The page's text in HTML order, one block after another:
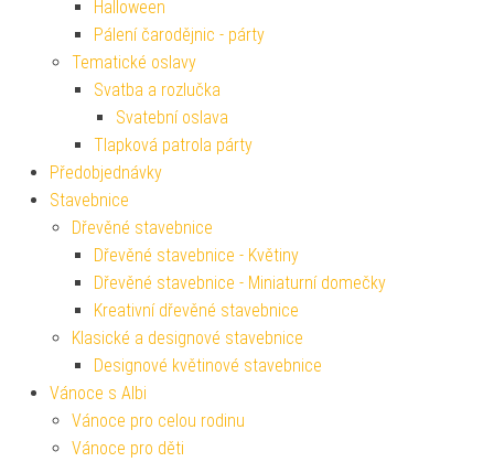
Halloween
Pálení čarodějnic - párty
Tematické oslavy
Svatba a rozlučka
Svatební oslava
Tlapková patrola párty
Předobjednávky
Stavebnice
Dřevěné stavebnice
Dřevěné stavebnice - Květiny
Dřevěné stavebnice - Miniaturní domečky
Kreativní dřevěné stavebnice
Klasické a designové stavebnice
Designové květinové stavebnice
Vánoce s Albi
Vánoce pro celou rodinu
Vánoce pro děti